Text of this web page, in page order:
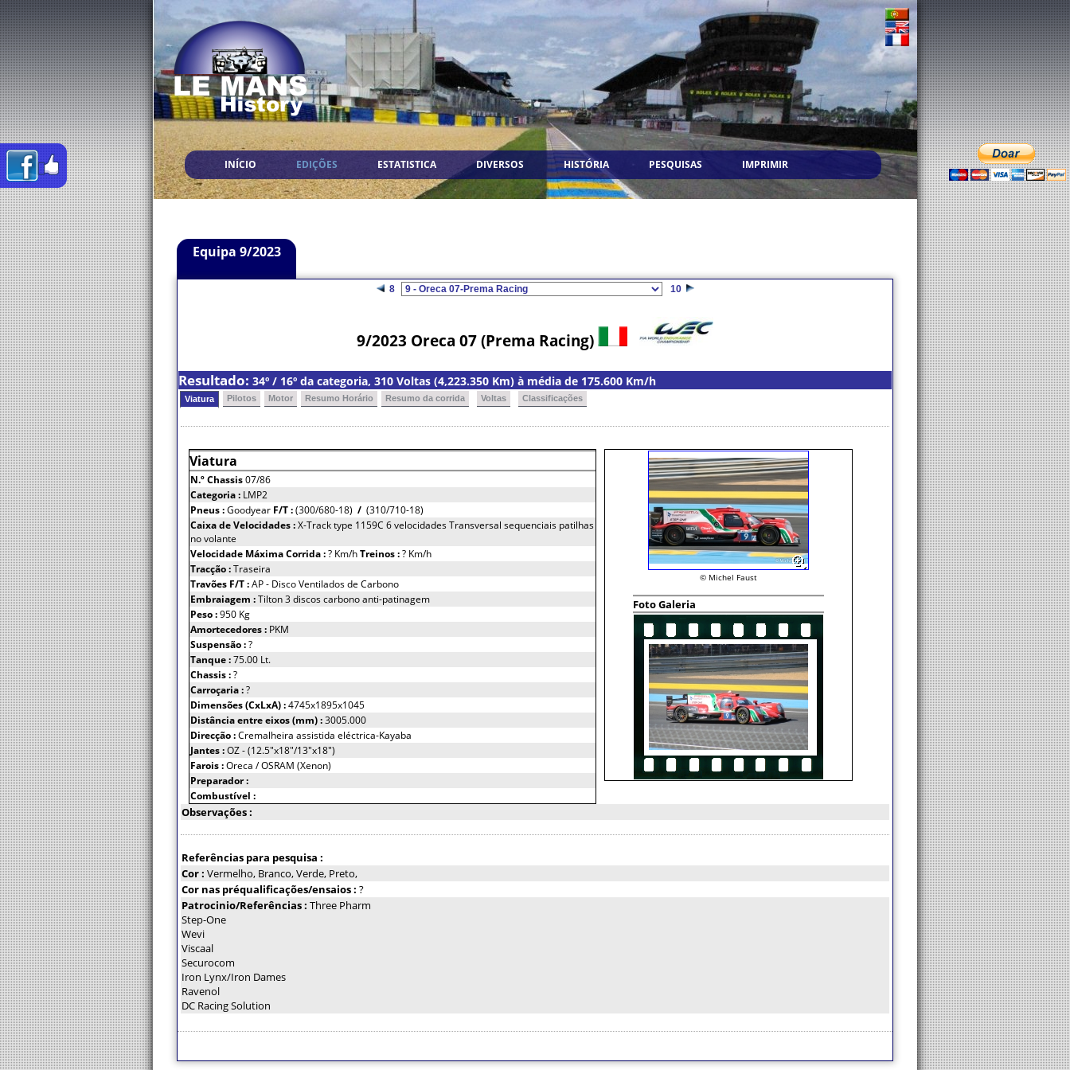
INÍCIO EDIÇÕES ESTATISTICA DIVERSOS HISTÓRIA PESQUISAS IMPRIMIR
Equipa 9/2023
8 10
9/2023 Oreca 07 (Prema Racing)
Resultado: 34º / 16º da categoria, 310 Voltas (4,223.350 Km) à média de 175.600 Km/h
Viatura Pilotos Motor Resumo Horário Resumo da corrida Voltas Classificações
Viatura
N.º Chassis07/86
Categoria : LMP2
Pneus :Goodyear F/T :(300/680-18) / (310/710-18)
Caixa de Velocidades :X-Track type 1159C 6 velocidades Transversal sequenciais patilhas
no volante
Velocidade Máxima Corrida :? Km/hTreinos :? Km/h
Tracção :Traseira
Travões F/T :AP - Disco Ventilados de Carbono
Embraiagem :Tilton 3 discos carbono anti-patinagem
Peso :950 Kg
Amortecedores : PKM
Suspensão :?
Tanque :75.00 Lt.
Chassis :?
Carroçaria :?
Dimensões (CxLxA) :4745x1895x1045
Distância entre eixos (mm) :3005.000
Direcção :Cremalheira assistida eléctrica-Kayaba
Jantes :OZ - (12.5"x18"/13"x18")
Farois :Oreca / OSRAM (Xenon)
Preparador :
Combustível :
© Michel Faust
Foto Galeria
Observações :
Referências para pesquisa :
Cor : Vermelho, Branco, Verde, Preto,
Cor nas préqualificações/ensaios : ?
Patrocinio/Referências : Three Pharm
Step-One
Wevi
Viscaal
Securocom
Iron Lynx/Iron Dames
Ravenol
DC Racing Solution